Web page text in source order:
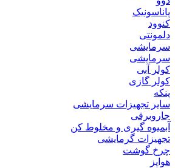
پاناسونیک
کنوود
دلمونتی
سرمایشی
سرمایشی
کولر آبی
کولر گازی
پنکه
سایر تجهیزات سرمایشی
جاروبرقی
آبمیوه گیری و مخلوط کن
تجهیزات گرمایشی
چرخ گوشت
هواپز